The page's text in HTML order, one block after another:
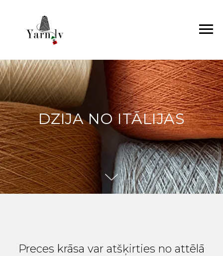
DZIJA NO ITĀLIJAS
Preces krāsa var atšķirties no attēlā